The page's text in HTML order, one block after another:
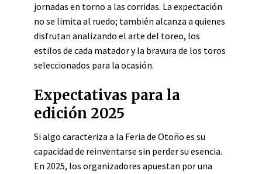
jornadas en torno a las corridas. La expectación
no se limita al ruedo; también alcanza a quienes
disfrutan analizando el arte del toreo, los
estilos de cada matador y la bravura de los toros
seleccionados para la ocasión.
Expectativas para la
edición 2025
Si algo caracteriza a la Feria de Otoño es su
capacidad de reinventarse sin perder su esencia.
En 2025, los organizadores apuestan por una